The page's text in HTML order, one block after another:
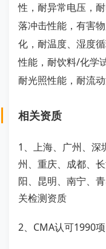
性，耐异常电压，
落冲击性能，有害
化，耐温度、湿度
性能，耐饮料/化学
耐光照性能，耐流
相关资质
1、上海、广州、深
州、重庆、成都、
阳、昆明、南宁、
关检测资质
2、CMA认可1990